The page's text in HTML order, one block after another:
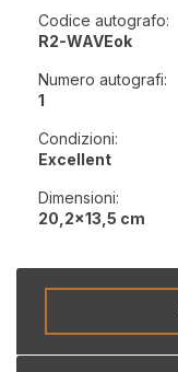
Codice autografo:
R2-WAVEok
Numero autografi:
1
Condizioni:
Excellent
Dimensioni:
20,2x13,5 cm